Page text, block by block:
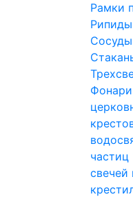
Рамки
Рипиды
частиц
свечей